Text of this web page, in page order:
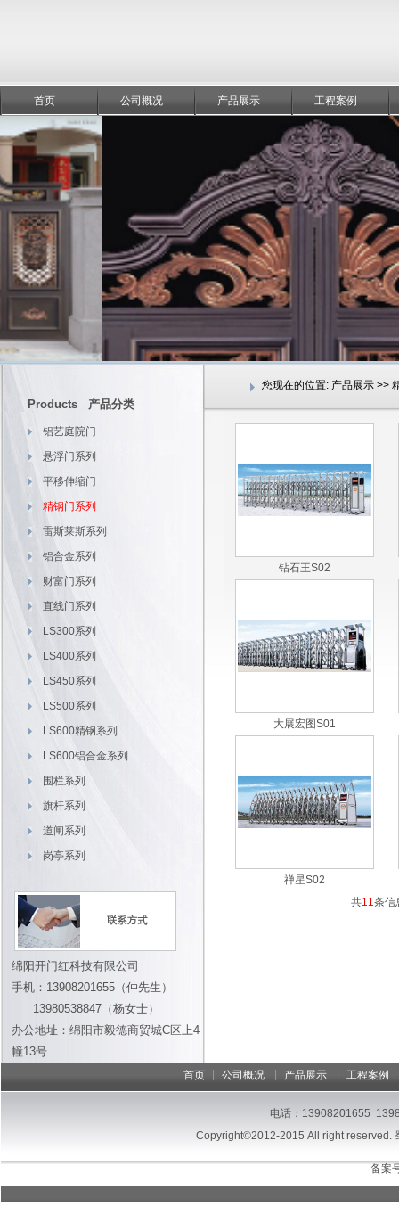
首页 公司概况 产品展示 工程案例
Products 产品分类
铝艺庭院门
悬浮门系列
平移伸缩门
精钢门系列
雷斯莱斯系列
铝合金系列
财富门系列
直线门系列
LS300系列
LS400系列
LS450系列
LS500系列
LS600精钢系列
LS600铝合金系列
围栏系列
旗杆系列
道闸系列
岗亭系列
绵阳开门红科技有限公司
手机：13908201655（仲先生）
13980538847（杨女士）
办公地址：绵阳市毅德商贸城C区上4
幢13号
您现在的位置: 产品展示 >>
钻石王S02
大展宏图S01
禅星S02
共11条信
首页 公司概况 产品展示 工程案例
电话：13908201655
Copyright©2012-2015 All right reserved.
备案